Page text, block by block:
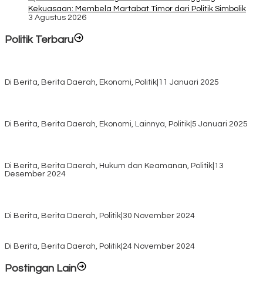
Kekuasaan: Membela Martabat Timor dari Politik Simbolik
3 Agustus 2026
Politik Terbaru
Di Berita, Berita Daerah, Ekonomi, Politik 11 Januari 2025
Di Berita, Berita Daerah, Ekonomi, Lainnya, Politik 5 Januari 2025
Di Berita, Berita Daerah, Hukum dan Keamanan, Politik 13
Desember 2024
Di Berita, Berita Daerah, Politik 30 November 2024
Di Berita, Berita Daerah, Politik 24 November 2024
Postingan Lain